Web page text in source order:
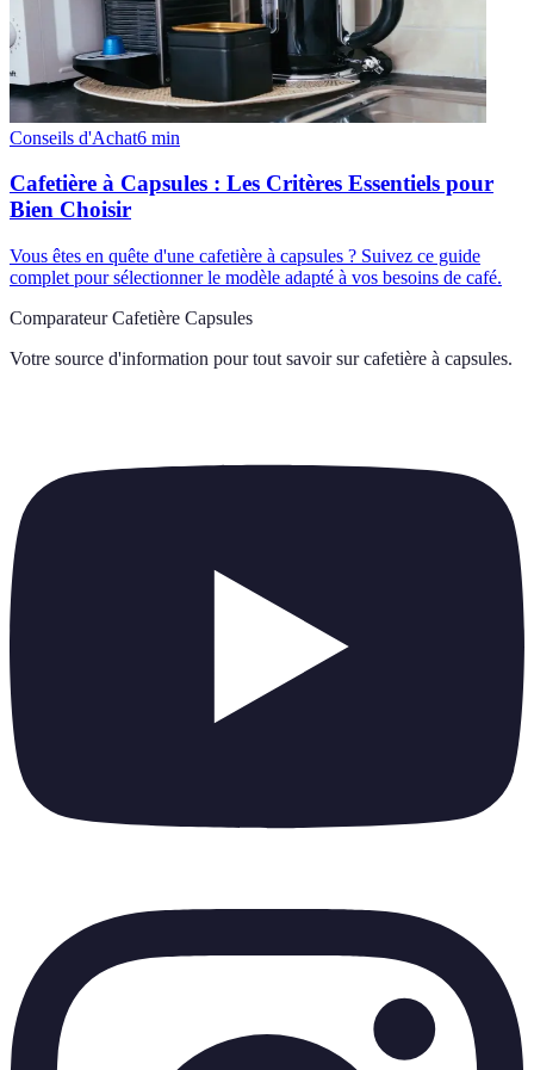
Conseils d'Achat6 min
Cafetière à Capsules : Les Critères Essentiels pour
Bien Choisir
Vous êtes en quête d'une cafetière à capsules ? Suivez ce guide
complet pour sélectionner le modèle adapté à vos besoins de café.
Comparateur Cafetière Capsules
Votre source d'information pour tout savoir sur cafetière à capsules.